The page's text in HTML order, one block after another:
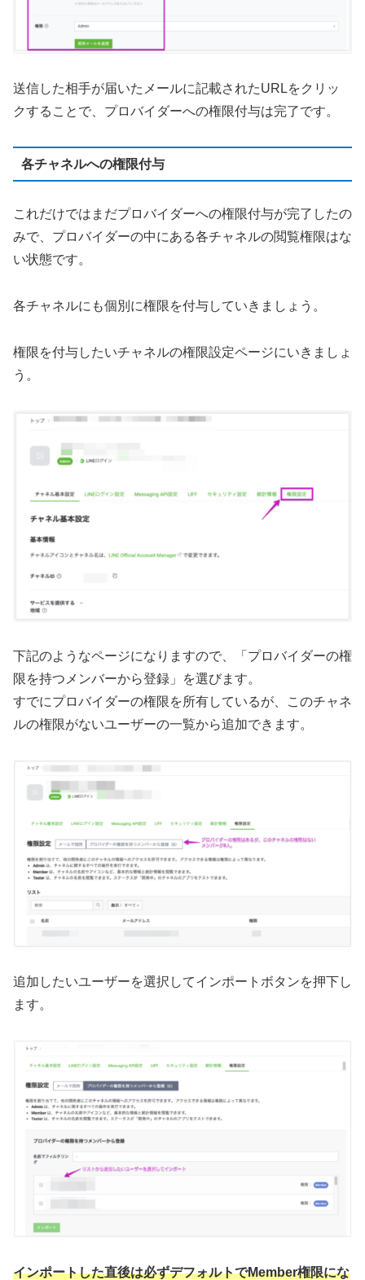
送信した相手が届いたメールに記載されたURLをクリッ
クすることで、プロバイダーへの権限付与は完了です。
各チャネルへの権限付与
これだけではまだプロバイダーへの権限付与が完了したの
みで、プロバイダーの中にある各チャネルの閲覧権限はな
い状態です。
各チャネルにも個別に権限を付与していきましょう。
権限を付与したいチャネルの権限設定ページにいきましょ
う。
下記のようなページになりますので、「プロバイダーの権
限を持つメンバーから登録」を選びます。
すでにプロバイダーの権限を所有しているが、このチャネ
ルの権限がないユーザーの一覧から追加できます。
追加したいユーザーを選択してインポートボタンを押下し
ます。
インポートした直後は必ずデフォルトでMember権限にな